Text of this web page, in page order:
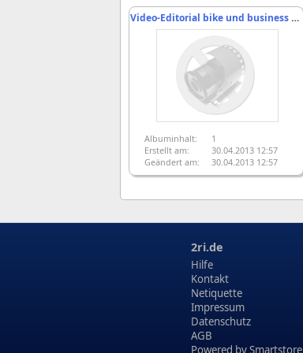
Video-Editorial bike und business April-Ausgabe 2013
Albuminhalt:
1
Erstellt am:
30.04.2013 12:57
Geändert am:
30.04.2013 12:57
2ri.de
Hilfe
Kontakt
Netiquette
Impressum
Datenschutz
AGB
Powered bySmartstore